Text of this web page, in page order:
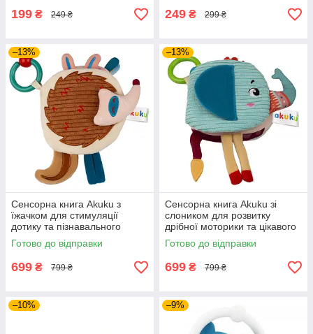
199 ₴ 249 ₴ 249 ₴ 299 ₴
–13%
Сенсорна книга Akuku з
їжачком для стимуляції
дотику та пізнавального
розвитку малюка через гру та
тактильні відчуття
Готово до відправки
699 ₴ 799 ₴
–13%
Сенсорна книга Akuku зі
слоником для розвитку
дрібної моторики та цікавого
дозвілля дитини під час гри
вдома вдень
Готово до відправки
699 ₴ 799 ₴
–10% –9%